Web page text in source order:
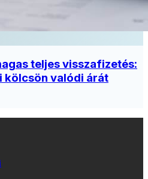
teljes visszafizetés:
kölcsön valódi árát